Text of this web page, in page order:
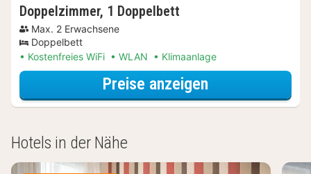
Doppelzimmer, 1 Doppelbett
Max. 2 Erwachsene
Doppelbett
Kostenfreies WiFi
WLAN Klimaanlage
Preise anzeigen
Hotels in der Nähe